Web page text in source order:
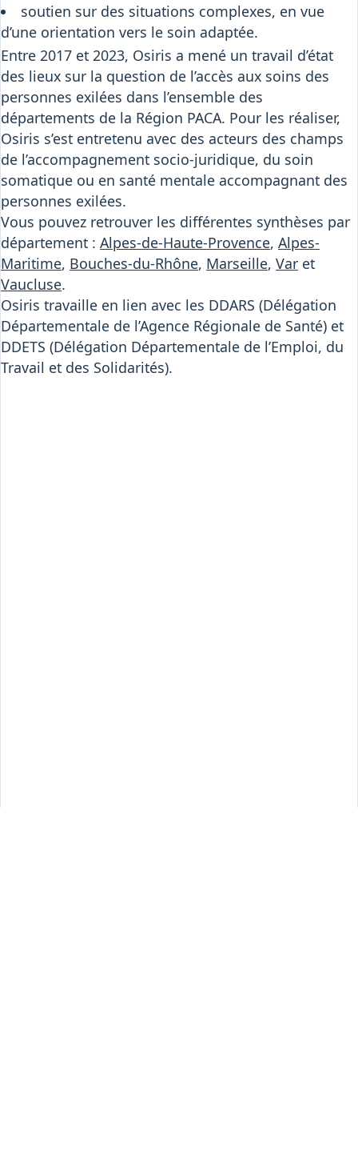
soutien sur des situations complexes, en vue
d’une orientation vers le soin adaptée.
Entre 2017 et 2023, Osiris a mené un travail d’état
des lieux sur la question de l’accès aux soins des
personnes exilées dans l’ensemble des
départements de la Région PACA. Pour les réaliser,
Osiris s’est entretenu avec des acteurs des champs
de l’accompagnement socio-juridique, du soin
somatique ou en santé mentale accompagnant des
personnes exilées.
Vous pouvez retrouver les différentes synthèses par
département : Alpes-de-Haute-Provence, Alpes-
Maritime, Bouches-du-Rhône, Marseille, Var et
Vaucluse.
Osiris travaille en lien avec les DDARS (Délégation
Départementale de l’Agence Régionale de Santé) et
DDETS (Délégation Départementale de l’Emploi, du
Travail et des Solidarités).